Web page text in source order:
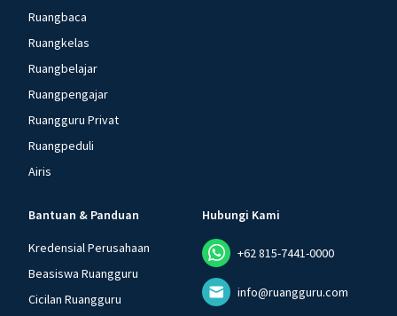
Ruangbaca
Ruangkelas
Ruangbelajar
Ruangpengajar
Ruangguru Privat
Ruangpeduli
Airis
Bantuan & Panduan
Kredensial Perusahaan
Beasiswa Ruangguru
Cicilan Ruangguru
Hubungi Kami
+62 815-7441-0000
info@ruangguru.com